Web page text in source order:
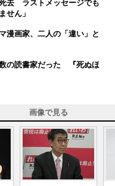
去 ラストメッセージでも
せん」
画家、二人の「違い」と
の読書家だった 『死ぬほ
画像で見る